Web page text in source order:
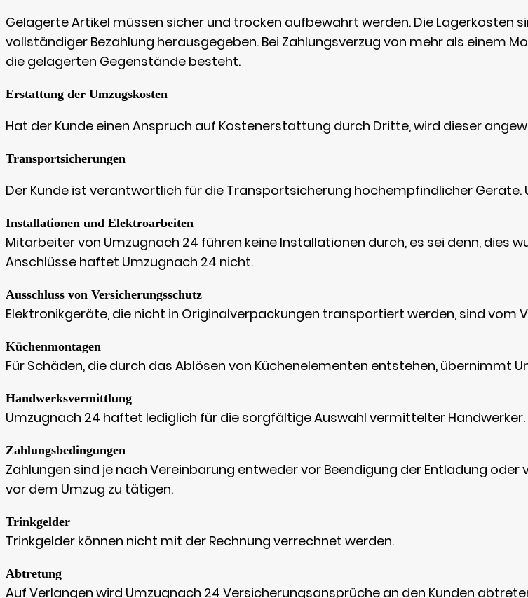
Gelagerte Artikel müssen sicher und trocken aufbewahrt werden. Die Lagerkosten
vollständiger Bezahlung herausgegeben. Bei Zahlungsverzug von mehr als einem
die gelagerten Gegenstände besteht.
Erstattung der Umzugskosten
Hat der Kunde einen Anspruch auf Kostenerstattung durch Dritte, wird dieser
Transportsicherungen
Der Kunde ist verantwortlich für die Transportsicherung hochempfindlicher
Installationen und Elektroarbeiten
Mitarbeiter von Umzugnach 24 führen keine Installationen durch, es sei denn, dies
Anschlüsse haftet Umzugnach 24 nicht.
Ausschluss von Versicherungsschutz
Elektronikgeräte, die nicht in Originalverpackungen transportiert werden, sind vom
Küchenmontagen
Für Schäden, die durch das Ablösen von Küchenelementen entstehen, übernimmt
Handwerksvermittlung
Umzugnach 24 haftet lediglich für die sorgfältige Auswahl vermittelter Handwerker.
Zahlungsbedingungen
Zahlungen sind je nach Vereinbarung entweder vor Beendigung der Entladung
vor dem Umzug zu tätigen.
Trinkgelder
Trinkgelder können nicht mit der Rechnung verrechnet werden.
Abtretung
Auf Verlangen wird Umzugnach 24 Versicherungsansprüche an den Kunden